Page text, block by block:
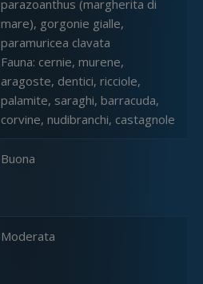
parazoanthus (margherita di
mare), gorgonie gialle,
paramuricea clavata
Fauna: cernie, murene,
aragoste, dentici, ricciole,
palamite, saraghi, barracuda,
corvine, nudibranchi, castagnole
Buona
Moderata